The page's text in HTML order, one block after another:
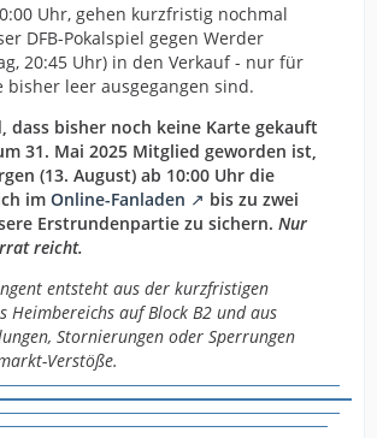
Uhr, gehen kurzfristig nochmal
DFB-Pokalspiel gegen Werder
20:45 Uhr) in den Verkauf - nur für
bisher leer ausgegangen sind.
dass bisher noch keine Karte gekauft
31. Mai 2025 Mitglied geworden ist,
(13. August) ab 10:00 Uhr die
im Online-Fanladen
bis zu zwei
Erstrundenpartie zu sichern. Nur
reicht.
entsteht aus der kurzfristigen
Heimbereichs auf Block B2 und aus
Stornierungen oder Sperrungen
Verstöße.